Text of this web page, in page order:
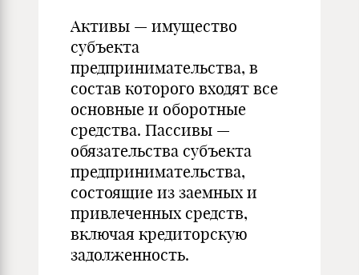
Активы — имущество
субъекта
предпринимательства, в
состав которого входят все
основные и оборотные
средства. Пассивы —
обязательства субъекта
предпринимательства,
состоящие из заемных и
привлеченных средств,
включая кредиторскую
задолженность.